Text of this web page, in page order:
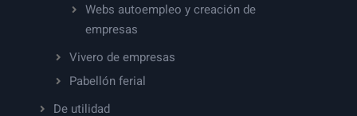
Webs autoempleo y creación de
empresas
Vivero de empresas
Pabellón ferial
De utilidad